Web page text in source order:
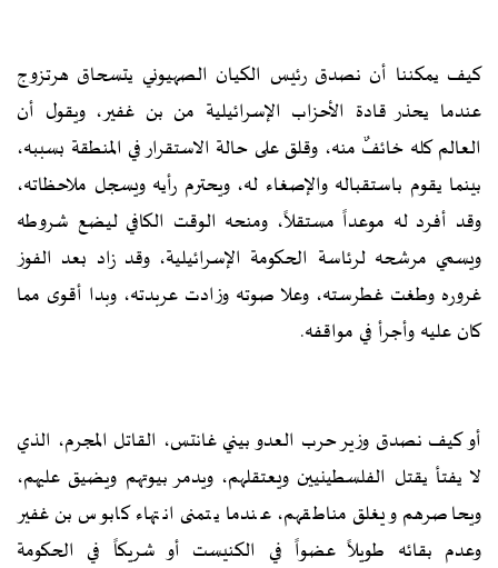
كيف يمكننا أن نصدق رئيس الكيان الصهيوني يتسحاق هرتزوج
عندما يحذر قادة الأحزاب الإسرائيلية من بن غفير، ويقول أن
العالم كله خائفٌ منه، وقلق على حالة الاستقرار في المنطقة بسببه،
بينما يقوم باستقباله والإصغاء له، ويحترم رأيه ويسجل ملاحظاته،
وقد أفرد له موعداً مستقلاً، ومنحه الوقت الكافي ليضع شروطه
ويسمي مرشحه لرئاسة الحكومة الإسرائيلية، وقد زاد بعد الفوز
غروره وطغت غطرسته، وعلا صوته وزادت عربدته، وبدا أقوى مما
كان عليه وأجرأ في مواقفه.
أو كيف نصدق وزير حرب العدو بيني غانتس، القاتل المجرم، الذي
لا يفتأ يقتل الفلسطينيين ويعتقلهم، ويدمر بيوتهم ويضيق عليهم،
ويحاصرهم ويغلق مناطقهم، عندما يتمنى انتهاء كابوس بن غفير
وعدم بقائه طويلاً عضواً في الكنيست أو شريكاً في الحكومة